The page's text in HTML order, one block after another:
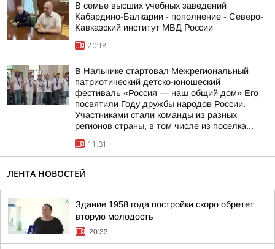
В семье высших учебных заведений
Кабардино-Балкарии - пополнение - Северо-
Кавказский институт МВД России
20:18
В Нальчике стартовал Межрегиональный
патриотический детско-юношеский
фестиваль «Россия — наш общий дом» Его
посвятили Году дружбы народов России.
Участниками стали команды из разных
регионов страны, в том числе из поселка...
11:31
ЛЕНТА НОВОСТЕЙ
Здание 1958 года постройки скоро обретет
вторую молодость
20:33